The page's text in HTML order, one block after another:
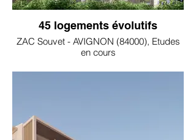
45 logements évolutifs
ZAC Souvet - AVIGNON (84000), Etudes
en cours